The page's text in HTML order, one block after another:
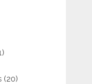
(20)